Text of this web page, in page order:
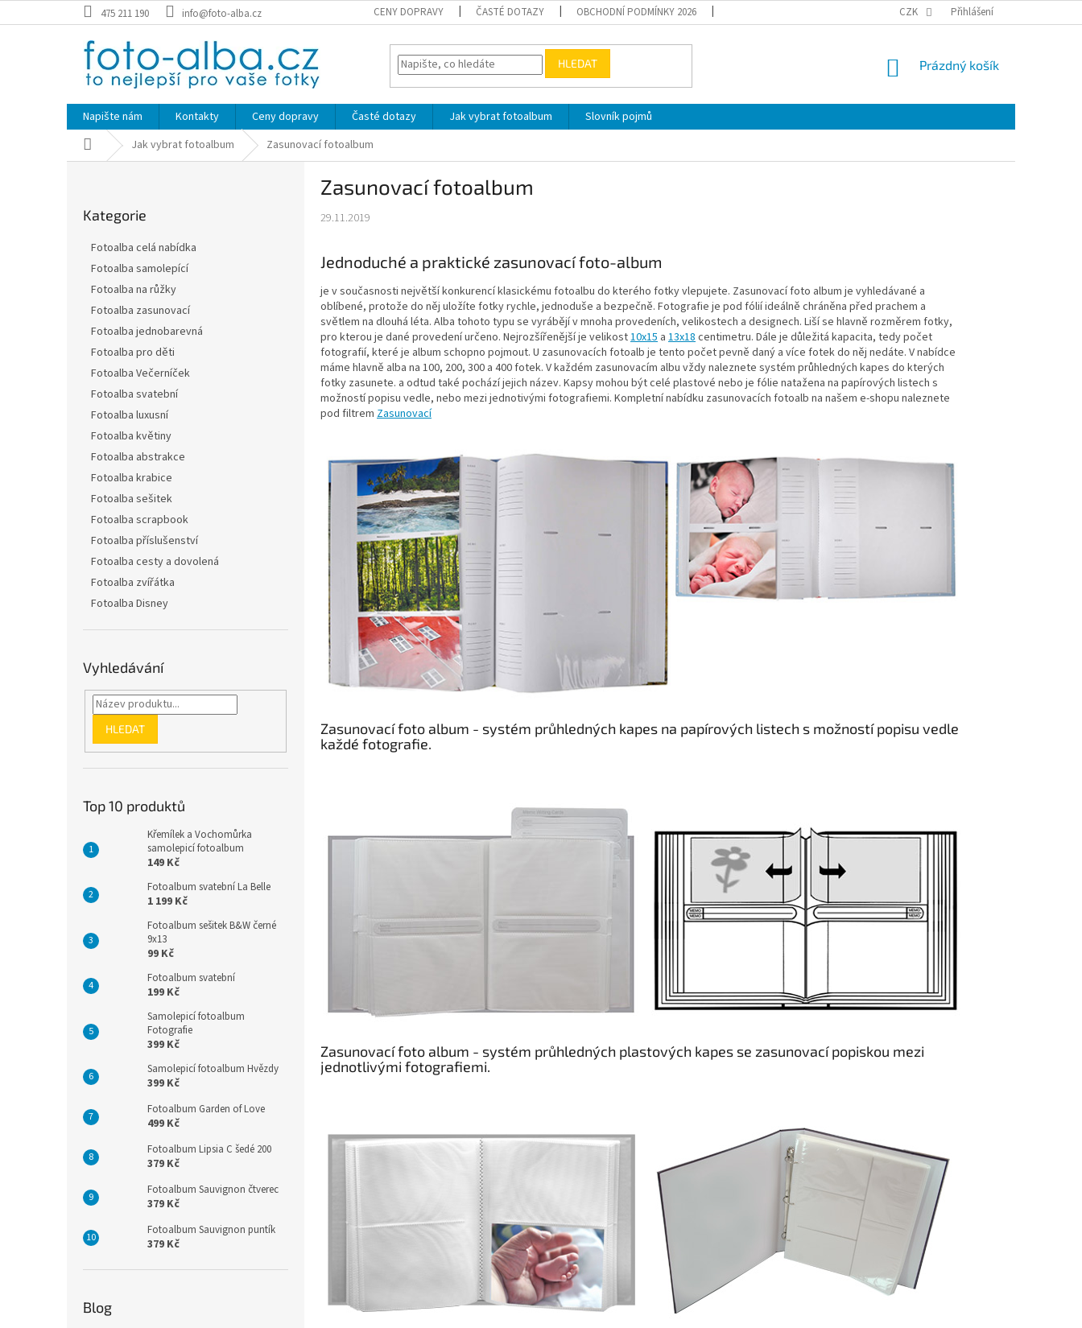
na
475 211 190 info@foto-alba.cz CENY DOPRAVY ČASTÉ DOTAZY OBCHODNÍ PODMÍNKY 2026 PODMÍNKY OCHRANY OSOBNÍCH ÚDAJŮ
CZK Přihlášení
HLEDAT
NÁKUPNÍ
Prázdný košík
Napište nám Kontakty Ceny dopravy Časté dotazy Jak vybrat fotoalbum
Slovník pojmů
Domů Jak vybrat fotoalbum Zasunovací fotoalbum
kategorie
Kategorie
Fotoalba celá nabídka
Fotoalba samolepící
Fotoalba na růžky
Fotoalba zasunovací
Fotoalba jednobarevná
Fotoalba pro děti
Fotoalba Večerníček
Fotoalba svatební
Fotoalba luxusní
Fotoalba květiny
Fotoalba abstrakce
Fotoalba krabice
Fotoalba sešitek
Fotoalba scrapbook
Fotoalba příslušenství
Fotoalba cesty a dovolená
Fotoalba zvířátka
Fotoalba Disney
Vyhledávání
HLEDAT
Top 10 produktů
Křemílek a Vochomůrka
samolepicí fotoalbum
149 Kč
Fotoalbum svatební La Belle
1 199 Kč
Fotoalbum sešitek B&W černé
9x13
99 Kč
Fotoalbum svatební
199 Kč
Samolepicí fotoalbum
Fotografie
399 Kč
Samolepicí fotoalbum Hvězdy
399 Kč
Fotoalbum Garden of Love
499 Kč
Fotoalbum Lipsia C šedé 200
379 Kč
Fotoalbum Sauvignon čtverec
379 Kč
Fotoalbum Sauvignon puntík
379 Kč
Blog
Zasunovací fotoalbum
29.11.2019
Jednoduché a praktické zasunovací foto-album
je v současnosti největší konkurencí klasickému fotoalbu do kterého fotky vlepujete. Zasunovací foto album je vyhledávané a
oblíbené, protože do něj uložíte fotky rychle, jednoduše a bezpečně. Fotografie je pod fólií ideálně chráněna před prachem a
světlem na dlouhá léta. Alba tohoto typu se vyrábějí v mnoha provedeních, velikostech a designech. Liší se hlavně rozměrem fotky,
pro kterou je dané provedení určeno. Nejrozšířenější je velikost10x15 a 13x18centimetru. Dále je důležitá kapacita, tedy počet
fotografií, které je album schopno pojmout. U zasunovacích fotoalb je tento počet pevně daný a více fotek do něj nedáte. V nabídce
máme hlavně alba na 100, 200, 300 a 400 fotek. V každém zasunovacím albu vždy naleznete systém průhledných kapes do kterých
fotky zasunete. a odtud také pochází jejich název. Kapsy mohou být celé plastové nebo je fólie natažena na papírových listech s
možností popisu vedle, nebo mezi jednotivými fotografiemi. Kompletní nabídku zasunovacích fotoalb na našem e-shopu naleznete
pod filtrem Zasunovací
Zasunovací foto album - systém průhledných kapes na papírových listech s možností popisu vedle
každé fotografie.
Zasunovací foto album - systém průhledných plastových kapes se zasunovací popiskou mezi
jednotlivými fotografiemi.